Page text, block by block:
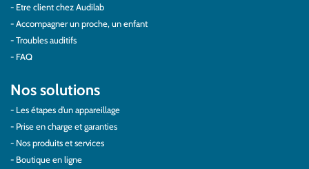
Etre client chez Audilab
Accompagner un proche, un enfant
Troubles auditifs
FAQ
Nos solutions
Les étapes d’un appareillage
Prise en charge et garanties
Nos produits et services
Boutique en ligne